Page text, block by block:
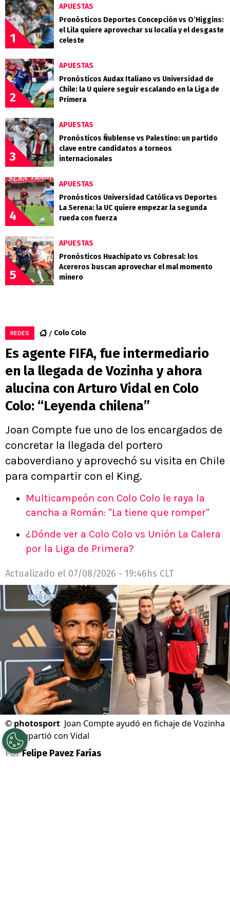
1
APUESTAS
Pronósticos Deportes Concepción vs O’Higgins:
el Lila quiere aprovechar su localía y el desgaste
celeste
2
APUESTAS
Pronósticos Audax Italiano vs Universidad de
Chile: la U quiere seguir escalando en la Liga de
Primera
3
APUESTAS
Pronósticos Ñublense vs Palestino: un partido
clave entre candidatos a torneos
internacionales
4
APUESTAS
Pronósticos Universidad Católica vs Deportes
La Serena: la UC quiere empezar la segunda
rueda con fuerza
5
APUESTAS
Pronósticos Huachipato vs Cobresal: los
Acereros buscan aprovechar el mal momento
minero
REDES Colo Colo
Es agente FIFA, fue intermediario
en la llegada de Vozinha y ahora
alucina con Arturo Vidal en Colo
Colo: “Leyenda chilena”
Joan Compte fue uno de los encargados de
concretar la llegada del portero
caboverdiano y aprovechó su visita en Chile
para compartir con el King.
Multicampeón con Colo Colo le raya la
cancha a Román: "La tiene que romper"
¿Dónde ver a Colo Colo vs Unión La Calera
por la Liga de Primera?
Actualizado el 07/08/2026 - 19:46hs CLT
© photosport Joan Compte ayudó en fichaje de Vozinha
y compartió con Vidal
Por Felipe Pavez Farías